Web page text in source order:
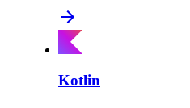
Kotlin